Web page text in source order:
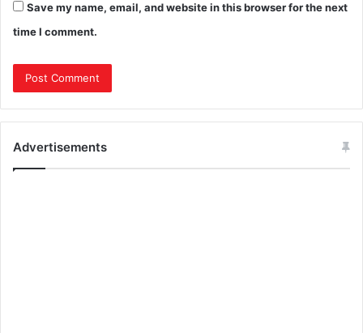
Save my name, email, and website in this browser for the next
time I comment.
Advertisements